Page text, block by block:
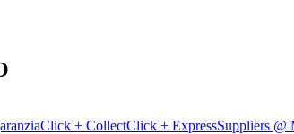
Click + CollectClick + ExpressSuppliers @